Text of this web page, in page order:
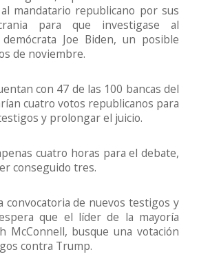
mandatario republicano por sus
para que investigase al
Joe Biden, un posible
de noviembre.
con 47 de las 100 bancas del
cuatro votos republicanos para
y prolongar el juicio.
cuatro horas para el debate,
conseguido tres.
convocatoria de nuevos testigos y
que el líder de la mayoría
McConnell, busque una votación
contra Trump.